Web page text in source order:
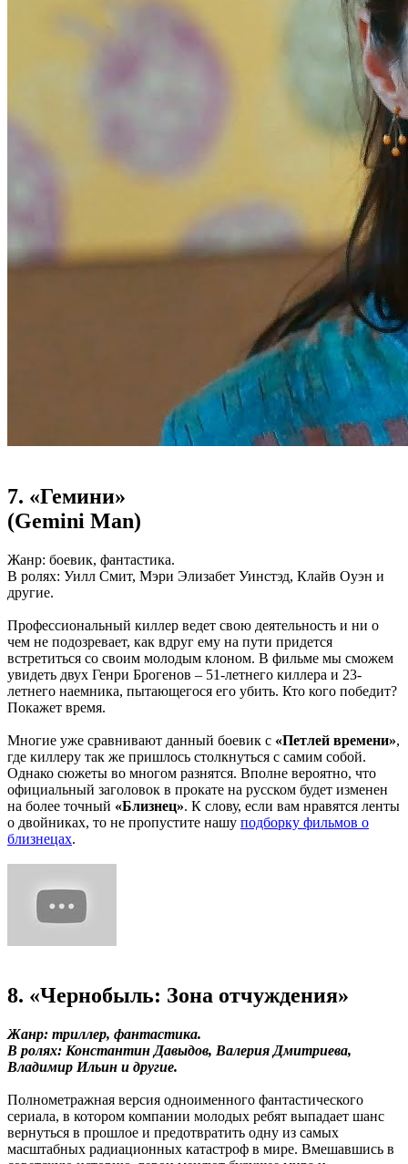
7. «Гемини»
(Gemini Man)
Жанр: боевик, фантастика.
В ролях: Уилл Смит, Мэри Элизабет Уинстэд, Клайв Оуэн и
другие.
Профессиональный киллер ведет свою деятельность и ни о
чем не подозревает, как вдруг ему на пути придется
встретиться со своим молодым клоном. В фильме мы сможем
увидеть двух Генри Брогенов – 51-летнего киллера и 23-
летнего наемника, пытающегося его убить. Кто кого победит?
Покажет время.
Многие уже сравнивают данный боевик с «Петлей времени»,
где киллеру так же пришлось столкнуться с самим собой.
Однако сюжеты во многом разнятся. Вполне вероятно, что
официальный заголовок в прокате на русском будет изменен
на более точный «Близнец». К слову, если вам нравятся ленты
о двойниках, то не пропустите нашу подборку фильмов о
близнецах.
8. «Чернобыль: Зона отчуждения»
Жанр: триллер, фантастика.
В ролях: Константин Давыдов, Валерия Дмитриева,
Владимир Ильин и другие.
Полнометражная версия одноименного фантастического
сериала, в котором компании молодых ребят выпадает шанс
вернуться в прошлое и предотвратить одну из самых
масштабных радиационных катастроф в мире. Вмешавшись в